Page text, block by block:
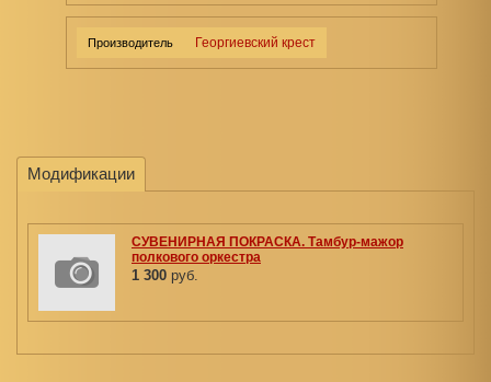
Производитель Георгиевский крест
Модификации
СУВЕНИРНАЯ ПОКРАСКА. Тамбур-мажор
полкового оркестра
1 300 руб.